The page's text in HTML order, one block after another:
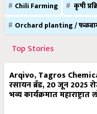
Chili Farming
कृषी
Orchard planting /
Top Stories
Arqivo, Tagros
रसायन ब्रँड, 20 जून 2025
भव्य कार्यक्रमात